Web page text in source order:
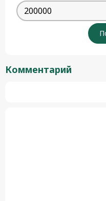
Комментарий